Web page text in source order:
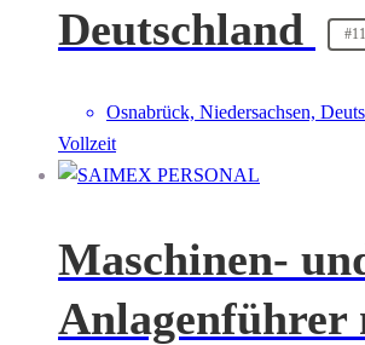
Deutschland
Osnabrück, Niedersachsen,
Vollzeit
Maschinen-
Anlagenführer